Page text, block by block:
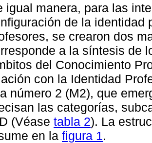
igual manera, para las
de la identidad
se crearon dos
a la síntesis de
del Conocimiento
con la Identidad
número 2 (M2), que
las categorías,
(Véase tabla 2). La
en la figura 1.